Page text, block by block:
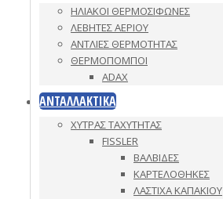
ΗΛΙΑΚΟΙ ΘΕΡΜΟΣΙΦΩΝΕΣ
ΛΕΒΗΤΕΣ ΑΕΡΙΟΥ
ΑΝΤΛΙΕΣ ΘΕΡΜΟΤΗΤΑΣ
ΘΕΡΜΟΠΟΜΠΟΙ
ADAX
ΑΝΤΑΛΛΑΚΤΙΚΑ
ΧΥΤΡΑΣ ΤΑΧΥΤΗΤΑΣ
FISSLER
ΒΑΛΒΙΔΕΣ
ΚΑΡΤΕΛΟΘΗΚΕΣ
ΛΑΣΤΙΧΑ ΚΑΠΑΚΙΟΥ